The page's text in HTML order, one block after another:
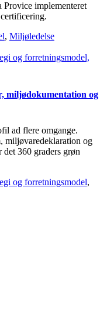
implementeret
, Miljøledelse
og forretningsmodel,
miljødokumentation og
ad flere omgange.
miljøvaredeklaration og
360 graders grøn
og forretningsmodel,